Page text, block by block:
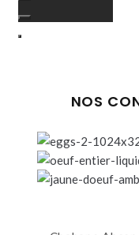
NOS